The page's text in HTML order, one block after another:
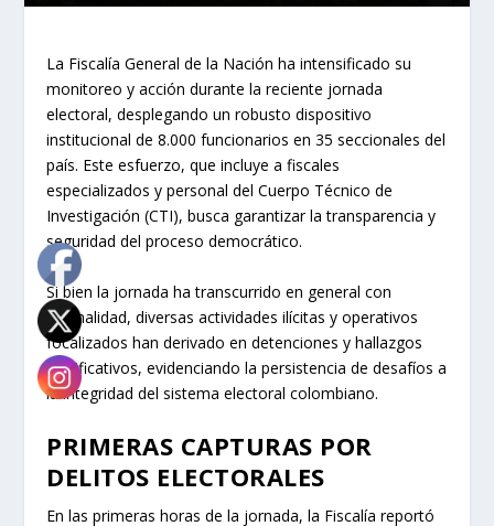
La Fiscalía General de la Nación ha intensificado su
monitoreo y acción durante la reciente jornada
electoral, desplegando un robusto dispositivo
institucional de 8.000 funcionarios en 35 seccionales del
país. Este esfuerzo, que incluye a fiscales
especializados y personal del Cuerpo Técnico de
Investigación (CTI), busca garantizar la transparencia y
seguridad del proceso democrático.
Si bien la jornada ha transcurrido en general con
normalidad, diversas actividades ilícitas y operativos
focalizados han derivado en detenciones y hallazgos
significativos, evidenciando la persistencia de desafíos a
la integridad del sistema electoral colombiano.
PRIMERAS CAPTURAS POR
DELITOS ELECTORALES
En las primeras horas de la jornada, la Fiscalía reportó